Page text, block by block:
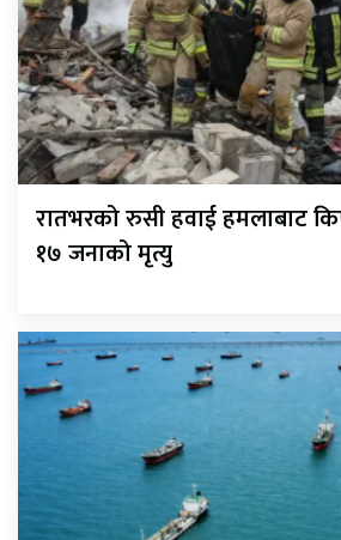
रातभरको रुसी हवाई हमलाबाट
१७ जनाको मृत्यु